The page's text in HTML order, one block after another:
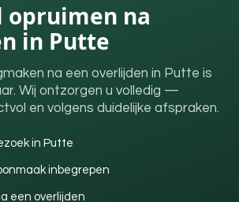
opruimen na
in Putte
na een overlijden in Putte is
Wij ontzorgen u volledig —
en volgens duidelijke afspraken.
in Putte
inbegrepen
een overlijden